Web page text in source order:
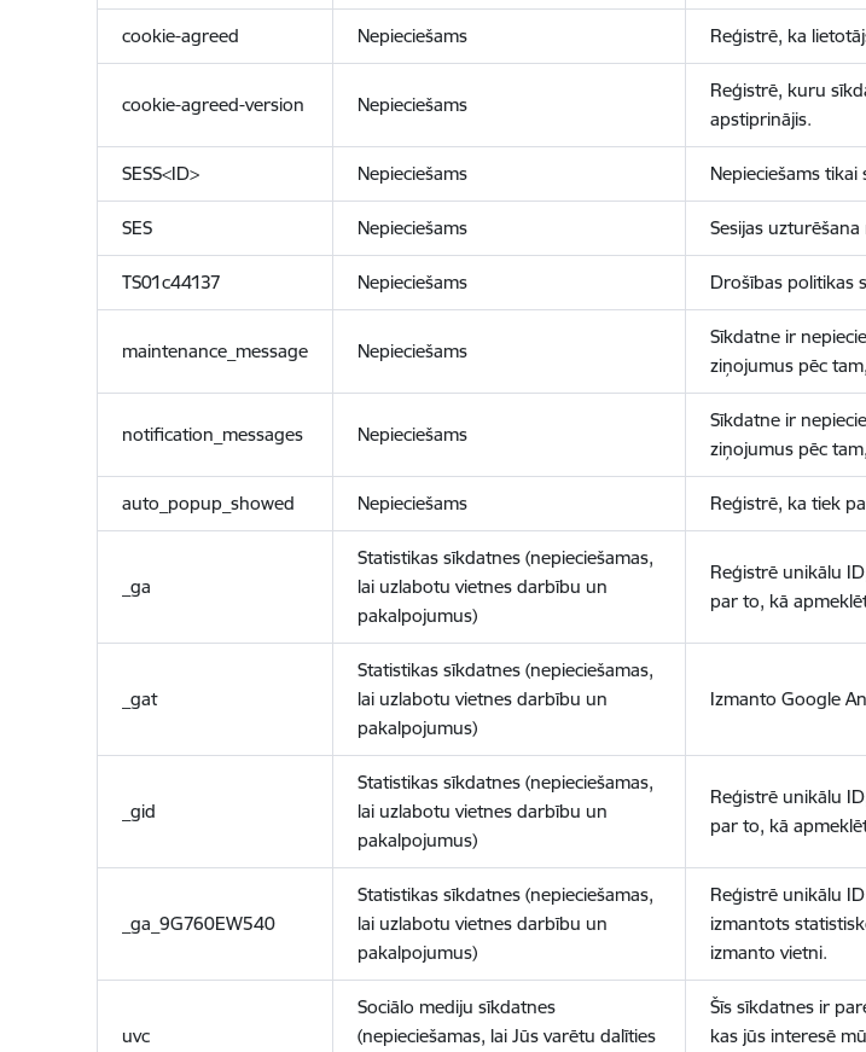
cookie-agreed Nepieciešams Reģistrē, ka
cookie-agreed-version Nepieciešams
Reģistrē, kuru
apstiprinājis.
SESS<ID> Nepieciešams Nepieciešams
SES Nepieciešams Sesijas
TS01c44137 Nepieciešams Drošības politikas
maintenance_message Nepieciešams
Sīkdatne ir
ziņojumus pēc
notification_messages Nepieciešams
Sīkdatne ir
ziņojumus pēc
auto_popup_showed Nepieciešams Reģistrē, ka tiek
_ga
Statistikas sīkdatnes (nepieciešamas,
lai uzlabotu vietnes darbību un
pakalpojumus)
Reģistrē unikālu
par to, kā
_gat
Statistikas sīkdatnes (nepieciešamas,
lai uzlabotu vietnes darbību un
pakalpojumus)
Izmanto Google
_gid
Statistikas sīkdatnes (nepieciešamas,
lai uzlabotu vietnes darbību un
pakalpojumus)
Reģistrē unikālu
par to, kā
_ga_9G760EW540
Statistikas sīkdatnes (nepieciešamas,
lai uzlabotu vietnes darbību un
pakalpojumus)
Reģistrē unikālu
izmantots
izmanto vietni.
uvc
Sociālo mediju sīkdatnes
(nepieciešamas, lai Jūs varētu dalīties
Šīs sīkdatnes ir
kas jūs interesē